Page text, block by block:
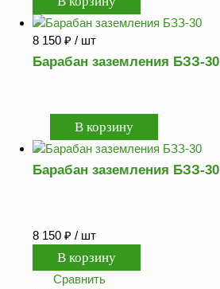
8 150 ₽ / шт
Барабан заземления БЗЗ-30
Барабан заземления БЗЗ-30
8 150 ₽ / шт
Сравнить